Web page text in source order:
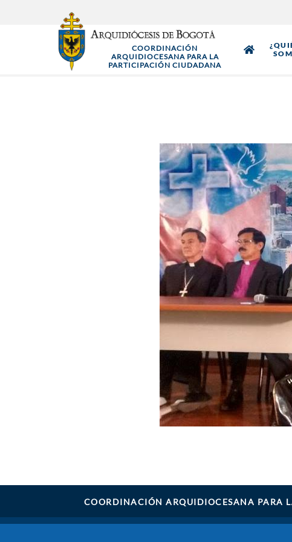
COORDINACIÓN
ARQUIDIOCESANA PARA LA
PARTICIPACIÓN CIUDADANA
COORDINACIÓN ARQUIDIOCESANA PARA